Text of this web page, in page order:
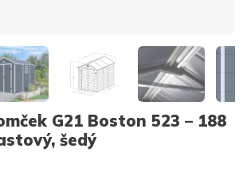
G21 Boston 523 – 188
šedý